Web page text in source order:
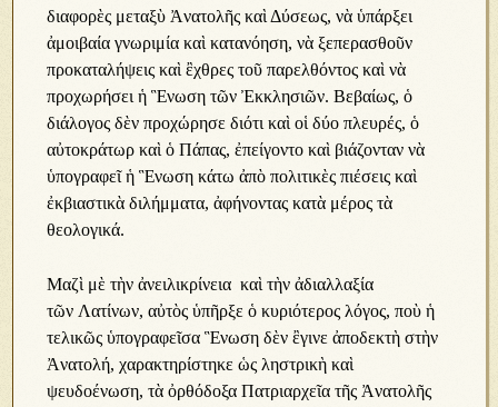
διαφορὲς μεταξὺ Ἀνατολῆς καὶ Δύσεως, νὰ ὑπάρξει
ἀμοιβαία γνωριμία καὶ κατανόηση, νὰ ξεπερασθοῦν
προκαταλήψεις καὶ ἒχθρες τοῦ παρελθόντος καὶ νὰ
προχωρήσει ἡ Ἓνωση τῶν Ἐκκλησιῶν. Βεβαίως, ὁ
διάλογος δὲν προχώρησε διότι καὶ οἱ δύο πλευρές, ὁ
αὐτοκράτωρ καὶ ὁ Πάπας, ἐπείγοντο καὶ βιάζονταν νὰ
ὑπογραφεῖ ἡ Ἓνωση κάτω ἀπὸ πολιτικὲς πιέσεις καὶ
ἐκβιαστικὰ διλήμματα, ἀφήνοντας κατὰ μέρος τὰ
θεολογικά.
Μαζὶ μὲ τὴν ἀνειλικρίνεια καὶ τὴν ἀδιαλλαξία
τῶν Λατίνων, αὐτὸς ὑπῆρξε ὁ κυριότερος λόγος, ποὺ ἡ
τελικῶς ὑπογραφεῖσα Ἓνωση δὲν ἒγινε ἀποδεκτὴ στὴν
Ἀνατολή, χαρακτηρίστηκε ὡς ληστρικὴ καὶ
ψευδοένωση, τὰ ὀρθόδοξα Πατριαρχεῖα τῆς Ἀνατολῆς